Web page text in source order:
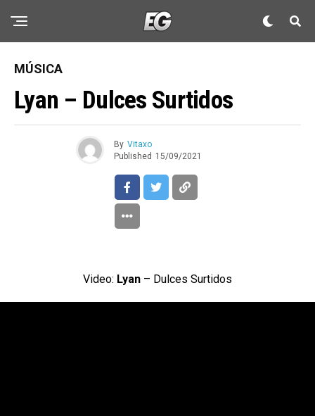
MÚSICA
Lyan – Dulces Surtidos
By Vitaxo
Published 15/09/2021
Video: Lyan – Dulces Surtidos